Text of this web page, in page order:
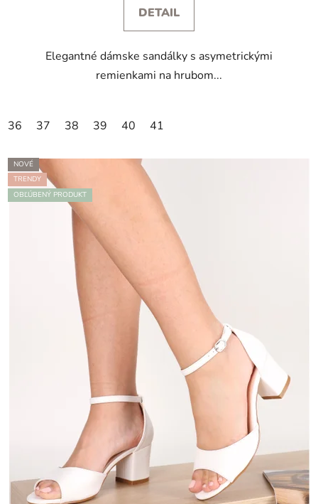
DETAIL
Elegantné dámske sandálky s asymetrickými
remienkami na hrubom...
36 37 38 39 40 41
NOVÉ
TRENDY
OBĽÚBENÝ PRODUKT